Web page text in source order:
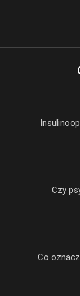
Czy
Co